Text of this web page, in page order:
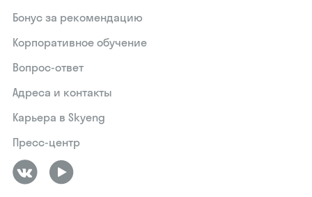
Бонус за рекомендацию
Корпоративное обучение
Вопрос-ответ
Адреса и контакты
Карьера в Skyeng
Пресс-центр